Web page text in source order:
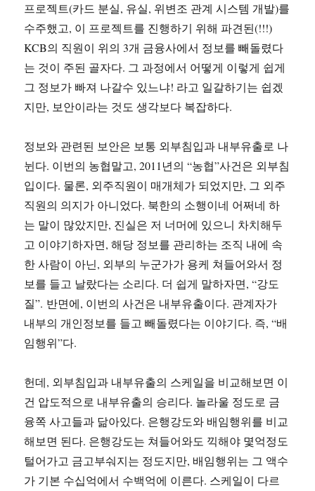
프로젝트(카드 분실, 유실, 위변조 관계 시스템 개발)를
수주했고, 이 프로젝트를 진행하기 위해 파견된(!!!)
KCB의 직원이 위의 3개 금융사에서 정보를 빼돌렸다
는 것이 주된 골자다. 그 과정에서 어떻게 이렇게 쉽게
그 정보가 빠져 나갈수 있느냐! 라고 일갈하기는 쉽겠
지만, 보안이라는 것도 생각보다 복잡하다.
정보와 관련된 보안은 보통 외부침입과 내부유출로 나
뉜다. 이번의 농협말고, 2011년의 “농협”사건은 외부침
입이다. 물론, 외주직원이 매개체가 되었지만, 그 외주
직원의 의지가 아니었다. 북한의 소행이네 어쩌네 하
는 말이 많았지만, 진실은 저 너머에 있으니 차치해두
고 이야기하자면, 해당 정보를 관리하는 조직 내에 속
한 사람이 아닌, 외부의 누군가가 용케 쳐들어와서 정
보를 들고 날랐다는 소리다. 더 쉽게 말하자면, “강도
질”. 반면에, 이번의 사건은 내부유출이다. 관계자가
내부의 개인정보를 들고 빼돌렸다는 이야기다. 즉, “배
임행위”다.
헌데, 외부침입과 내부유출의 스케일을 비교해보면 이
건 압도적으로 내부유출의 승리다. 놀라울 정도로 금
융쪽 사고들과 닮아있다. 은행강도와 배임행위를 비교
해보면 된다. 은행강도는 쳐들어와도 끽해야 몇억정도
털어가고 금고부숴지는 정도지만, 배임행위는 그 액수
가 기본 수십억에서 수백억에 이른다. 스케일이 다르